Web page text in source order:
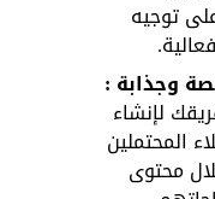
توجيه
وجذابة :
لإنشاء
المحتملين
محتوى